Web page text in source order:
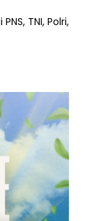
TNI, Polri,